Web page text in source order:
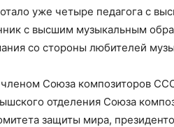
уже четыре педагога с
с высшим музыкальным
со стороны любителей
Союза композиторов
отделения Союза
защиты мира,